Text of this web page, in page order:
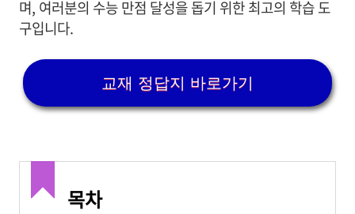
며, 여러분의 수능 만점 달성을 돕기 위한 최고의 학습 도
구입니다.
교재 정답지 바로가기
목차